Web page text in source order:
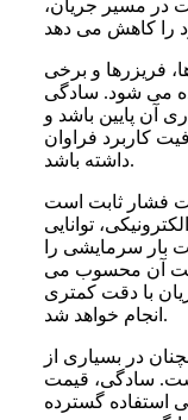
در مسیر جریان،
فریزرها و برخی
می شود. سادگی
آن پایین باشد و
کاربرد فراوان
داشته باشد.
فشار ثابت است
توانایی
بار سرمایشی را
آن محسوب می
با دقت کمتری
انجام خواهد شد.
در بسیاری از
سادگی، قیمت
استفاده گسترده